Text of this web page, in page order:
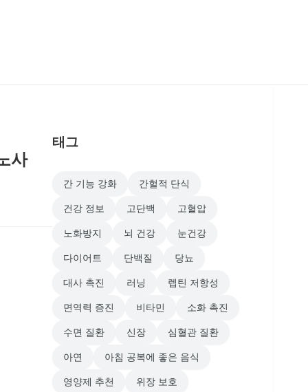
사
태그
간 기능 강화 간헐적 단식
건강 정보 고단백 고혈압
노화방지 뇌 건강 눈건강
다이어트 단백질 당뇨
대사 촉진 러닝 렙틴 저항성
면역력 증진 비타민 소화 촉진
수면 질환 신장 심혈관 질환
아연 아침 공복에 좋은 음식
영양제 추천 위장 보호